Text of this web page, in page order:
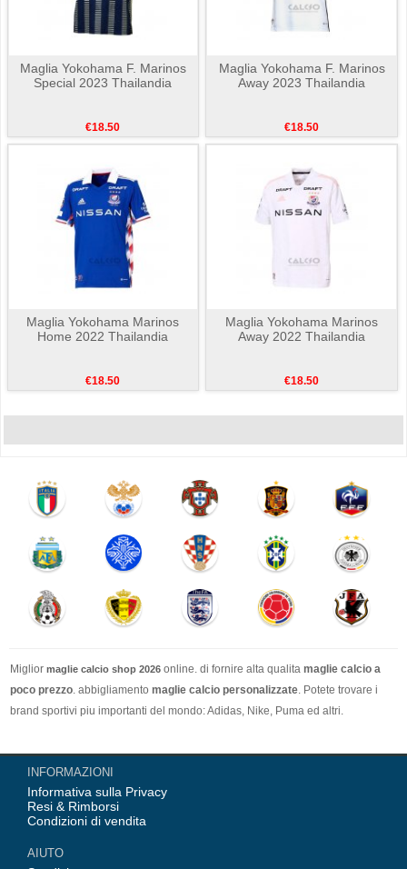
Maglia Yokohama F. Marinos
Special 2023 Thailandia
€18.50
Maglia Yokohama F. Marinos
Away 2023 Thailandia
€18.50
Maglia Yokohama Marinos
Home 2022 Thailandia
€18.50
Maglia Yokohama Marinos
Away 2022 Thailandia
€18.50
Miglior maglie calcio shop 2026 online. di fornire alta qualita maglie calcio a
poco prezzo . abbigliamento maglie calcio personalizzate . Potete trovare i
brand sportivi piu importanti del mondo: Adidas, Nike, Puma ed altri.
Nel nostro negozio trovi le calcio maglie italia Top Coppa Mondo 2026 Team(
Italia, Germania, Spagna, Argentina, Francia, Portogallo etc) piu importanti
delle squadre italiane (Juventus, AC Milan, Inter Milan, etc). Top europee
Team(Barcellona, Real Madrid, Bayern Monaco, Manchester United, Leicester
INFORMAZIONI
Informativa sulla Privacy
Resi & Rimborsi
Condizioni di vendita
AIUTO